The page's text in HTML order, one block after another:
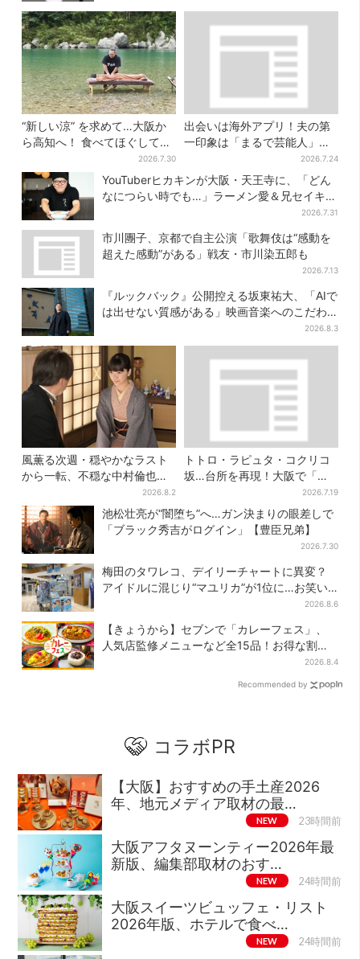
“新しい涼” を求めて…大阪か
ら高知へ！ 食べてほぐして
「仁淀ブルー」でととのう体
験旅【2026夏最新版】
2026.7.30
出会いは海外アプリ！夫の第
一印象は「まるで芸能人」→
送迎・弁当・カジノデートま
で…結婚前に尽くしまくり
2026.7.24
YouTuberヒカキンが大阪・天王寺に、「どん
なにつらい時でも…」ラーメン愛＆兄セイキン
2026.7.31
市川團子、京都で自主公演「歌舞伎は“感動を
超えた感動”がある」戦友・市川染五郎も
2026.7.13
『ルックバック』公開控える坂東祐大、「AIで
は出せない質感がある」映画音楽へのこだわ
2026.8.3
風薫る次週・穏やかなラスト
から一転、不穏な中村倫也の
登場に視聴者期待「いよいよ
登場だ」
2026.8.2
トトロ・ラピュタ・コクリコ
坂…台所を再現！大阪で「ジ
ブリ」の世界に浸れる 「食」
の展示とは？
2026.7.19
池松壮亮が“闇堕ち”へ…ガン決まりの眼差しで
「ブラック秀吉がログイン」【豊臣兄弟】
2026.7.30
梅田のタワレコ、デイリーチャートに異変？
アイドルに混じり“マユリカ”が1位に…お笑い
2026.8.6
【きょうから】セブンで「カレーフェス」、
人気店監修メニューなど全15品！お得な割引
2026.8.4
Recommended by
コラボPR
【大阪】おすすめの手土産2026
年、地元メディア取材の最…
NEW 23時間前
大阪アフタヌーンティー2026年最
新版、編集部取材のおす…
NEW 24時間前
大阪スイーツビュッフェ・リスト
2026年版、ホテルで食べ…
NEW 24時間前